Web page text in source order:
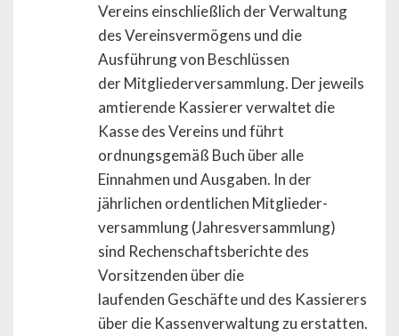
Vereins einschließlich der Verwaltung
des Vereinsvermögens und die
Ausführung von Beschlüssen
der Mitgliederversammlung. Der jeweils
amtierende Kassierer verwaltet die
Kasse des Vereins und führt
ordnungsgemäß Buch über alle
Einnahmen und Ausgaben. In der
jährlichen ordentlichen Mitglieder-
versammlung (Jahresversammlung)
sind Rechenschaftsberichte des
Vorsitzenden über die
laufenden Geschäfte und des Kassierers
über die Kassenverwaltung zu erstatten.